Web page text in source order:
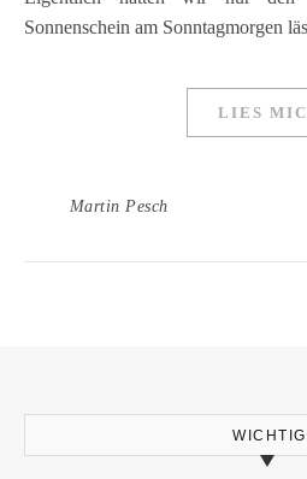
Sonnenschein am Sonntagmorgen
LIES
Martin Pesch
WICHTIG